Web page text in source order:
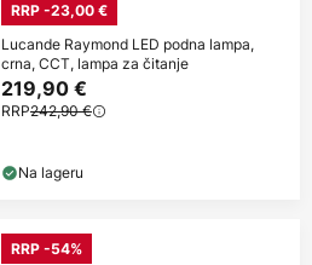
RRP -23,00 €
Lucande Raymond LED podna lampa,
crna, CCT, lampa za čitanje
219,90 €
RRP242,90 €
Na lageru
RRP -54%